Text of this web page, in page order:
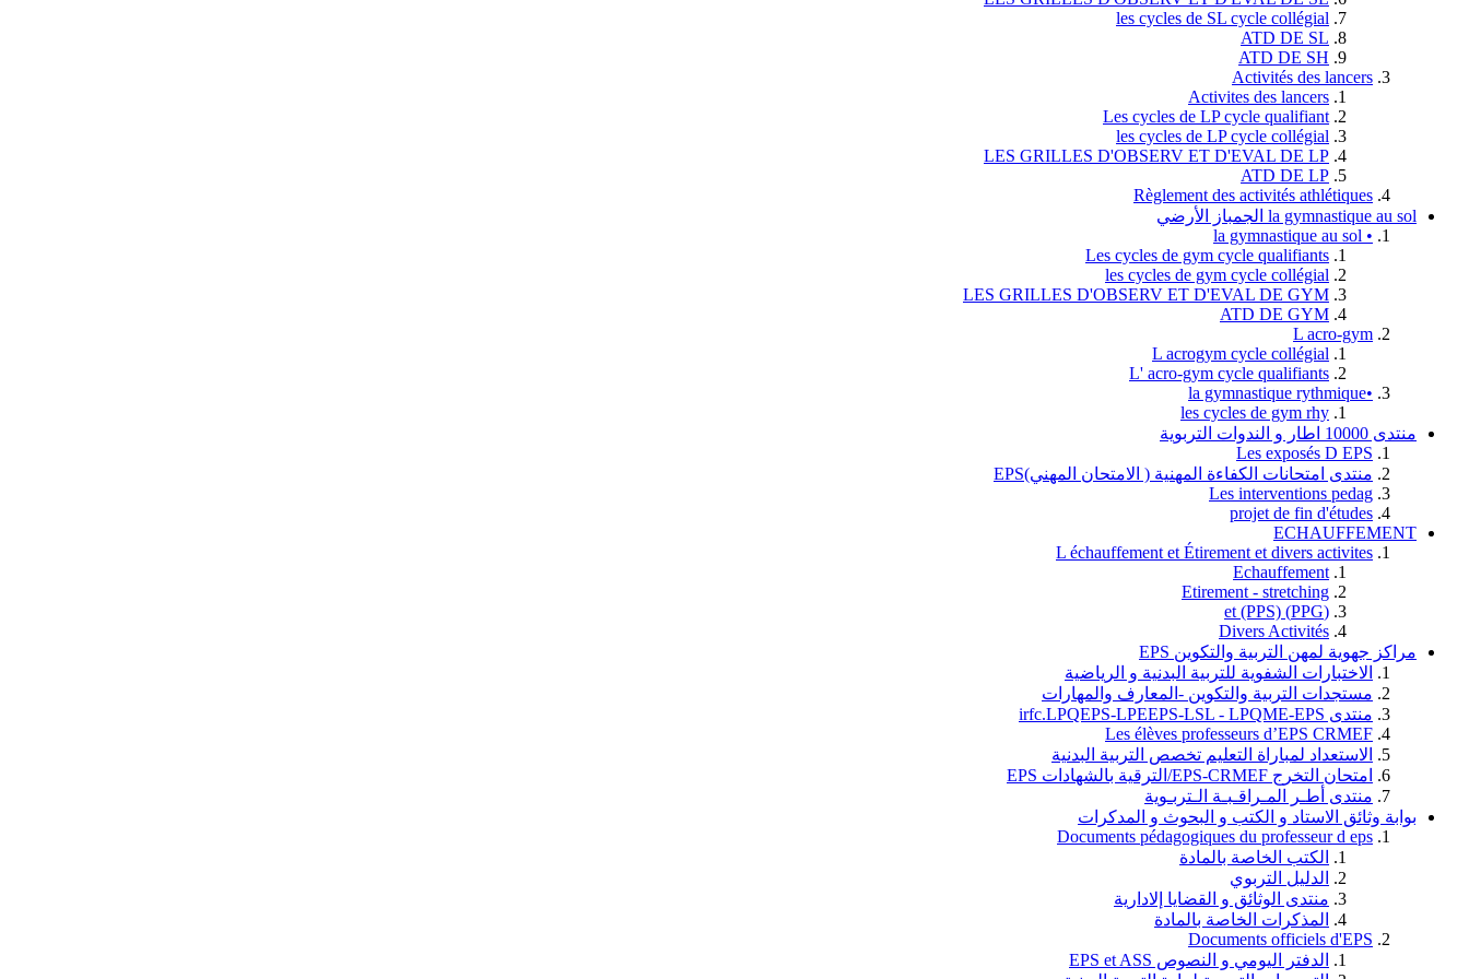
les cycles de SL cycle collégial
ATD DE SL
ATD DE SH
Activités des lancers
Activites des lancers
Les cycles de LP cycle qualifiant
les cycles de LP cycle collégial
LES GRILLES D'OBSERV ET D'EVAL DE LP
ATD DE LP
Règlement des activités athlétiques
la gymnastique au sol الجمباز الأرضي
• la gymnastique au sol
Les cycles de gym cycle qualifiants
les cycles de gym cycle collégial
LES GRILLES D'OBSERV ET D'EVAL DE GYM
ATD DE GYM
L acro-gym
L acrogym cycle collégial
L' acro-gym cycle qualifiants
•la gymnastique rythmique
les cycles de gym rhy
منتدى 10000 اطار و الندوات التربوية
Les exposés D EPS
منتدى امتحانات الكفاءة المهنية ( الامتحان المهني)EPS
Les interventions pedag
projet de fin d'études
ECHAUFFEMENT
L échauffement et Étirement et divers activites
Echauffement
Etirement - stretching
(PPG) et (PPS)
Divers Activités
مراكز جهوية لمهن التربية والتكوين EPS
الاختبارات الشفوية للتربية البدنية و الرياضية
مستجدات التربية والتكوين -المعارف والمهارات
منتدى irfc.LPQEPS-LPEEPS-LSL - LPQME-EPS
Les élèves professeurs d’EPS CRMEF
الاستعداد لمباراة التعليم تخصص التربية البدنية
امتحان التخرج EPS-CRMEF/الترقية بالشهادات EPS
منتدى أطـر المـراقـبـة الـتربـوية
بوابة وثائق الاستاد و الكتب و البحوث و المدكرات
Documents pédagogiques du professeur d eps
الكتب الخاصة بالمادة
الدليل التربوي
منتدى الوثائق و القضايا إلادارية
المذكرات الخاصة بالمادة
Documents officiels d'EPS
الدفتر اليومي و النصوص EPS et ASS